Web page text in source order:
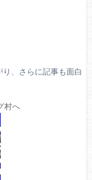
、さらに記事も面白